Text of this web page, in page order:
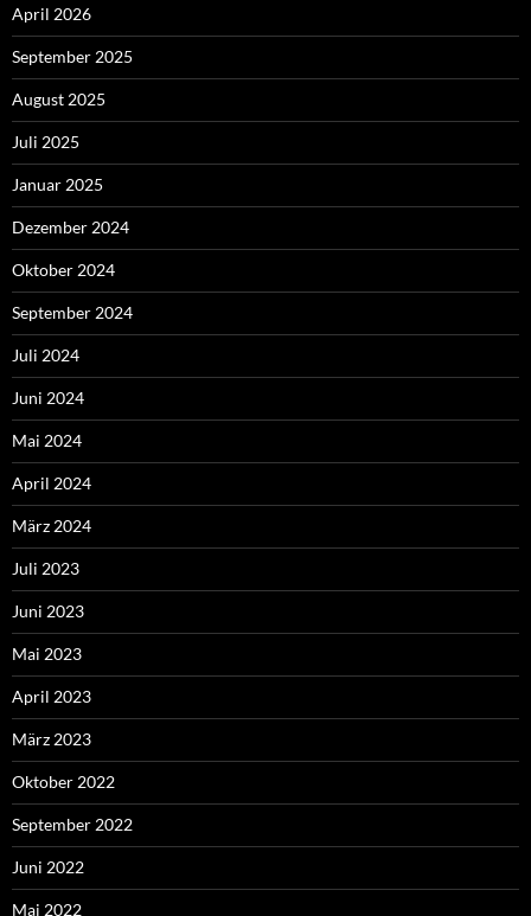
April 2026
September 2025
August 2025
Juli 2025
Januar 2025
Dezember 2024
Oktober 2024
September 2024
Juli 2024
Juni 2024
Mai 2024
April 2024
März 2024
Juli 2023
Juni 2023
Mai 2023
April 2023
März 2023
Oktober 2022
September 2022
Juni 2022
Mai 2022